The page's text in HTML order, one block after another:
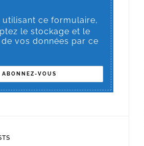
utilisant ce formulaire,
le stockage et le
vos données par ce